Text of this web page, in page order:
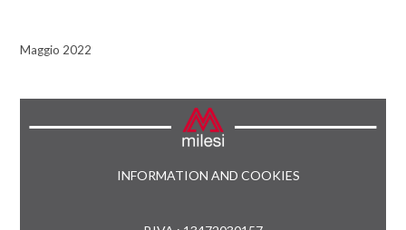
Maggio 2022
INFORMATION AND COOKIES